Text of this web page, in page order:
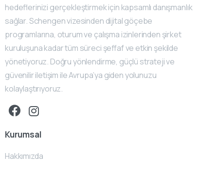
hedeflerinizi gerçekleştirmek için kapsamlı danışmanlık
sağlar. Schengen vizesinden dijital göçebe
programlarına, oturum ve çalışma izinlerinden şirket
kuruluşuna kadar tüm süreci şeffaf ve etkin şekilde
yönetiyoruz. Doğru yönlendirme, güçlü strateji ve
güvenilir iletişim ile Avrupa’ya giden yolunuzu
kolaylaştırıyoruz.
Kurumsal
Hakkımızda